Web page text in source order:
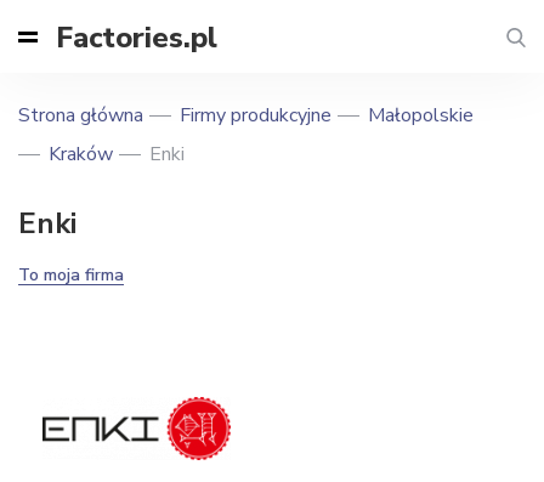
Factories.pl
Strona główna Firmy produkcyjne
Małopolskie
Kraków
Enki
Enki
To moja firma